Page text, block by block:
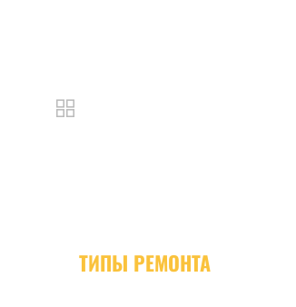
ТИПЫ РЕМОНТА